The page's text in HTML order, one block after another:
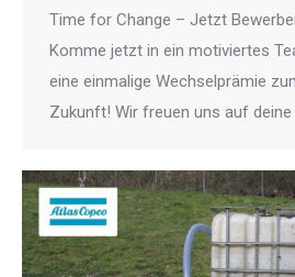
Time for Change – Jetzt
Komme jetzt in ein motiviertes
eine einmalige Wechselprämie
Zukunft! Wir freuen uns auf